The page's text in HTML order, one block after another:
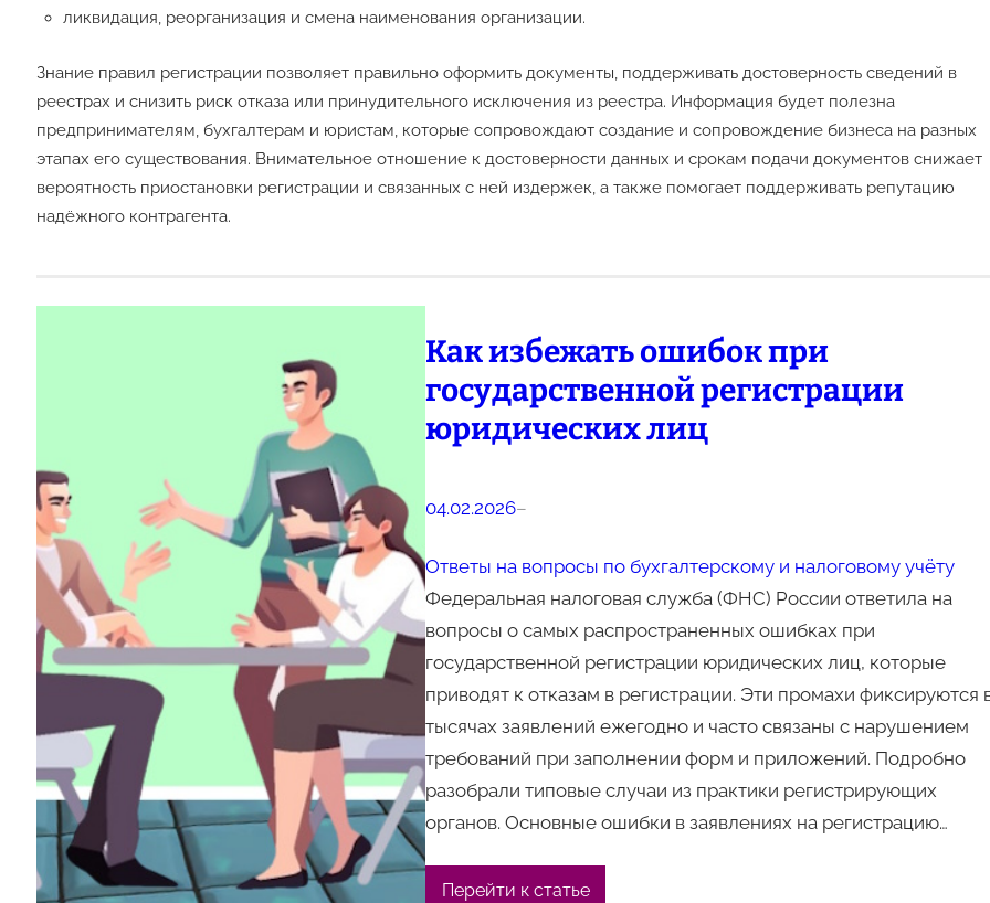
ликвидация, реорганизация и смена наименования организации.
Знание правил регистрации позволяет правильно оформить документы, поддерживать достоверность сведений в
реестрах и снизить риск отказа или принудительного исключения из реестра. Информация будет полезна
предпринимателям, бухгалтерам и юристам, которые сопровождают создание и сопровождение бизнеса на разных
этапах его существования. Внимательное отношение к достоверности данных и срокам подачи документов снижает
вероятность приостановки регистрации и связанных с ней издержек, а также помогает поддерживать репутацию
надёжного контрагента.
Как избежать ошибок при
государственной регистрации
юридических лиц
04.02.2026–
Ответы на вопросы по бухгалтерскому и налоговому учёту
Федеральная налоговая служба (ФНС) России ответила на
вопросы о самых распространенных ошибках при
государственной регистрации юридических лиц, которые
приводят к отказам в регистрации. Эти промахи фиксируются
тысячах заявлений ежегодно и часто связаны с нарушением
требований при заполнении форм и приложений. Подробно
разобрали типовые случаи из практики регистрирующих
органов. Основные ошибки в заявлениях на регистрацию…
Перейти к статье